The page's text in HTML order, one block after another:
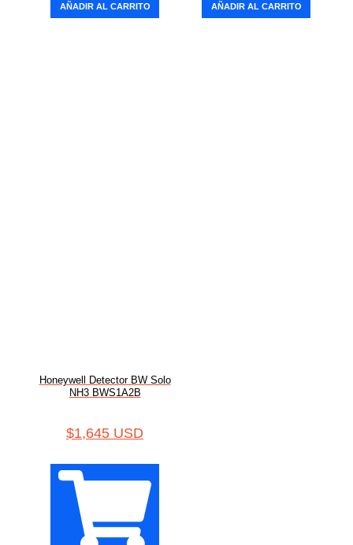
AÑADIR AL CARRITO AÑADIR AL CARRITO
Honeywell Detector BW Solo
NH3 BWS1A2B
$1,645 USD